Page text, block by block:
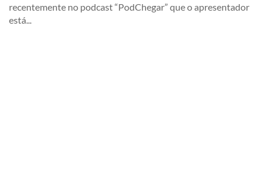
recentemente no podcast “PodChegar” que o apresentador
está...